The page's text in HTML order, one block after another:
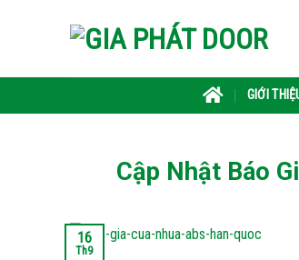
GIỚI
Cập Nhật Báo
16
Th9